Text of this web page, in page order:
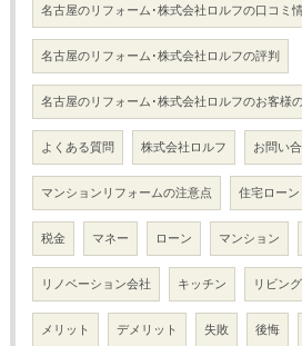
名古屋のリフォーム･株式会社ロルフの口コミ
名古屋のリフォーム･株式会社ロルフの評判
名古屋のリフォーム･株式会社ロルフのお客様
よくある質問 株式会社ロルフ お問い
マンションリフォームの注意点 住宅ローン
税金 マネー ローン マンション
リノベーション会社 キッチン リビング
メリット デメリット 失敗 後悔